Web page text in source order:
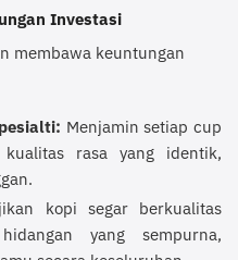
Investasi
membawa keuntungan
Menjamin setiap cup
rasa yang identik,
kopi segar berkualitas
yang sempurna,